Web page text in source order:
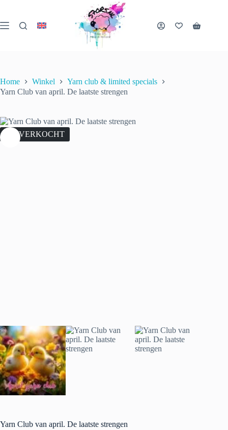
de
inhoud
Home Winkel
Yarn club & limited specials
Yarn Club van april. De laatste strengen
UITVERKOCHT
Yarn Club van april. De laatste strengen